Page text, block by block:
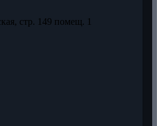
стр. 149 помещ. 1